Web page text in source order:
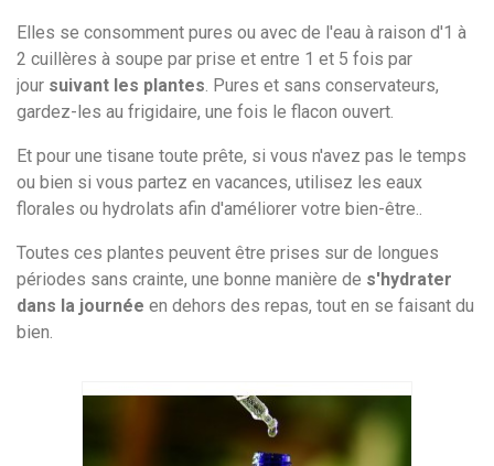
Elles se consomment pures ou avec de l'eau à raison d'1 à
2 cuillères à soupe par prise et entre 1 et 5 fois par
jour suivant les plantes. Pures et sans conservateurs,
gardez-les au frigidaire, une fois le flacon ouvert.
Et pour une tisane toute prête, si vous n'avez pas le temps
ou bien si vous partez en vacances, utilisez les eaux
florales ou hydrolats afin d'améliorer votre bien-être..
Toutes ces plantes peuvent être prises sur de longues
périodes sans crainte, une bonne manière de s'hydrater
dans la journée en dehors des repas, tout en se faisant du
bien.